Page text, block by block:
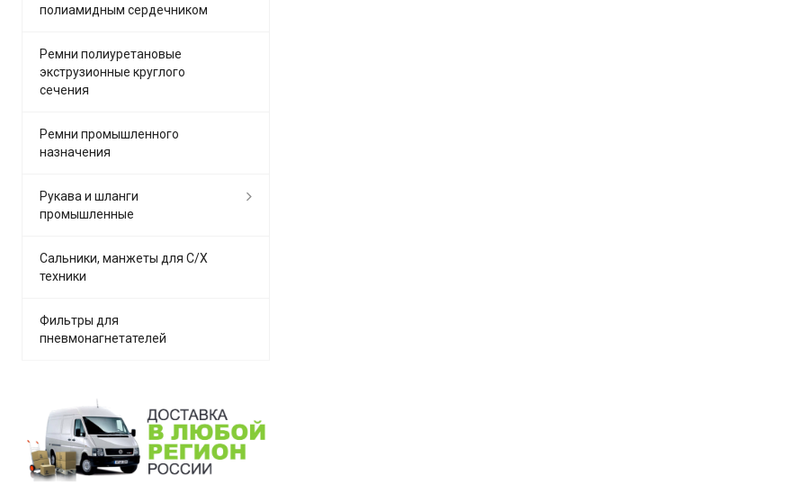
полиамидным сердечником
Ремни полиуретановые
экструзионные круглого
сечения
Ремни промышленного
назначения
Рукава и шланги
промышленные
Сальники, манжеты для С/Х
техники
Фильтры для
пневмонагнетателей